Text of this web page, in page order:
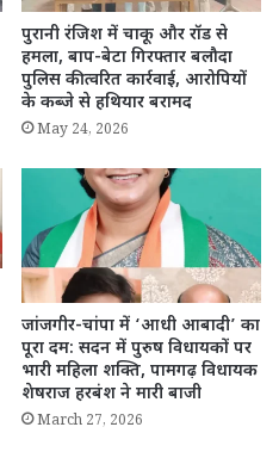
पुरानी रंजिश में चाकू और रॉड से
हमला, बाप-बेटा गिरफ्तार बलौदा
पुलिस की त्वरित कार्रवाई, आरोपियों
के कब्जे से हथियार बरामद
May 24, 2026
जांजगीर-चांपा में ‘आधी आबादी’ का
पूरा दम: सदन में पुरुष विधायकों पर
भारी महिला शक्ति, पामगढ़ विधायक
शेषराज हरबंश ने मारी बाजी
March 27, 2026